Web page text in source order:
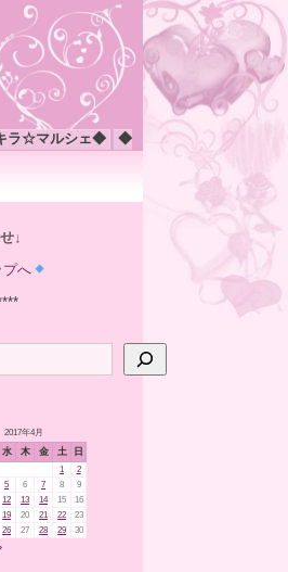
ラ☆マルシェ◆
◆
↓
プへ
2017年4月
水 木 金 土 日
1
2
5 6 7 8
9
12 13 14 15
16
19 20 21 22
23
26 27 28 29 30